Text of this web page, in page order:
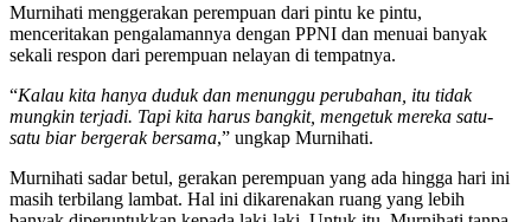
Murnihati menggerakan perempuan dari pintu ke pintu,
menceritakan pengalamannya dengan PPNI dan menuai banyak
sekali respon dari perempuan nelayan di tempatnya.
“Kalau kita hanya duduk dan menunggu perubahan, itu tidak
mungkin terjadi. Tapi kita harus bangkit, mengetuk mereka satu-
satu biar bergerak bersama,” ungkap Murnihati.
Murnihati sadar betul, gerakan perempuan yang ada hingga hari ini
masih terbilang lambat. Hal ini dikarenakan ruang yang lebih